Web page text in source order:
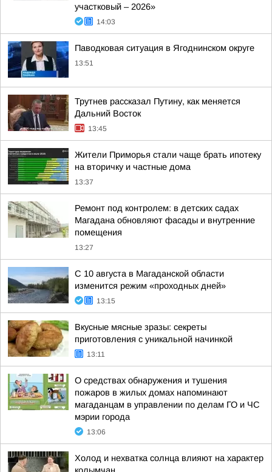
участковый – 2026»
14:03
Паводковая ситуация в Ягоднинском округе
13:51
Трутнев рассказал Путину, как меняется
Дальний Восток
13:45
Жители Приморья стали чаще брать ипотеку
на вторичку и частные дома
13:37
Ремонт под контролем: в детских садах
Магадана обновляют фасады и внутренние
помещения
13:27
С 10 августа в Магаданской области
изменится режим «проходных дней»
13:15
Вкусные мясные зразы: секреты
приготовления с уникальной начинкой
13:11
О средствах обнаружения и тушения
пожаров в жилых домах напоминают
магаданцам в управлении по делам ГО и ЧС
мэрии города
13:06
Холод и нехватка солнца влияют на характер